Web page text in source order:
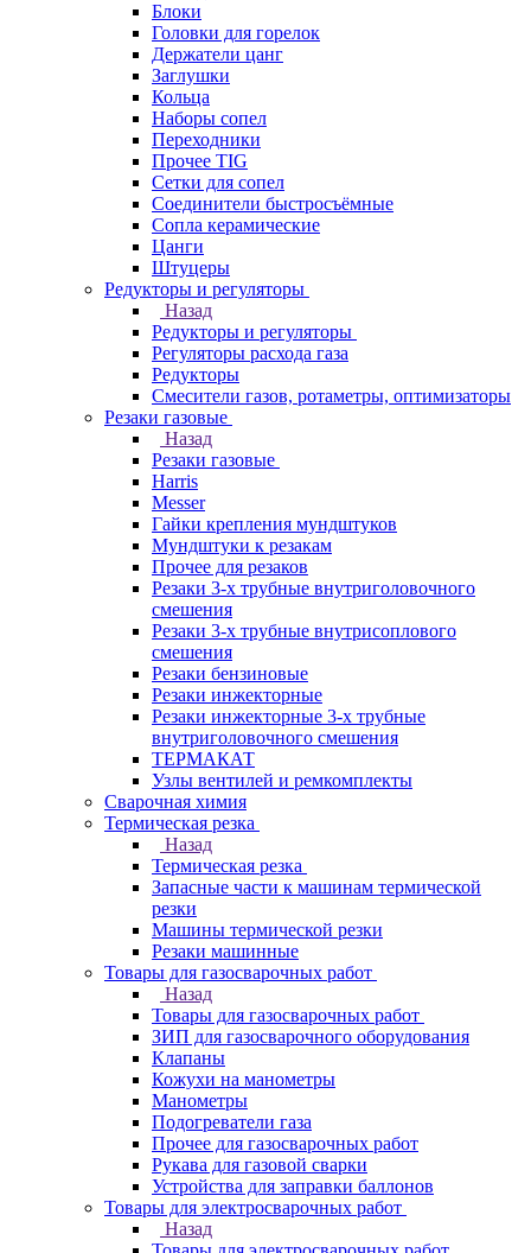
Блоки
Головки для горелок
Держатели цанг
Заглушки
Кольца
Наборы сопел
Переходники
Прочее TIG
Сетки для сопел
Соединители быстросъёмные
Сопла керамические
Цанги
Штуцеры
Редукторы и регуляторы
Назад
Редукторы и регуляторы
Регуляторы расхода газа
Редукторы
Смесители газов, ротаметры, оптимизаторы
Резаки газовые
Назад
Резаки газовые
Harris
Messer
Гайки крепления мундштуков
Мундштуки к резакам
Прочее для резаков
Резаки 3-х трубные внутриголовочного
смешения
Резаки 3-х трубные внутрисоплового
смешения
Резаки бензиновые
Резаки инжекторные
Резаки инжекторные 3-х трубные
внутриголовочного смешения
ТЕРМАКАТ
Узлы вентилей и ремкомплекты
Сварочная химия
Термическая резка
Назад
Термическая резка
Запасные части к машинам термической
резки
Машины термической резки
Резаки машинные
Товары для газосварочных работ
Назад
Товары для газосварочных работ
ЗИП для газосварочного оборудования
Клапаны
Кожухи на манометры
Манометры
Подогреватели газа
Прочее для газосварочных работ
Рукава для газовой сварки
Устройства для заправки баллонов
Товары для электросварочных работ
Назад